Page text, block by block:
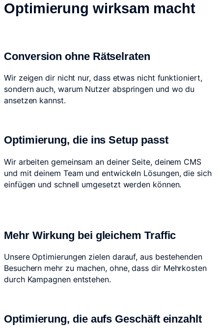
Optimierung wirksam macht
Conversion ohne Rätselraten
Wir zeigen dir nicht nur, dass etwas nicht funktioniert,
sondern auch, warum Nutzer abspringen und wo du
ansetzen kannst.
Optimierung, die ins Setup passt
Wir arbeiten gemeinsam an deiner Seite, deinem CMS
und mit deinem Team und entwickeln Lösungen, die sich
einfügen und schnell umgesetzt werden können.
Mehr Wirkung bei gleichem Traffic
Unsere Optimierungen zielen darauf, aus bestehenden
Besuchern mehr zu machen, ohne, dass dir Mehrkosten
durch Kampagnen entstehen.
Optimierung, die aufs Geschäft einzahlt